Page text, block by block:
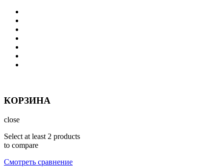
КОРЗИНА
close
Select at least 2 products
to compare
Смотреть сравнение